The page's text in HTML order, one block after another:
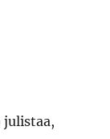
julistaa,